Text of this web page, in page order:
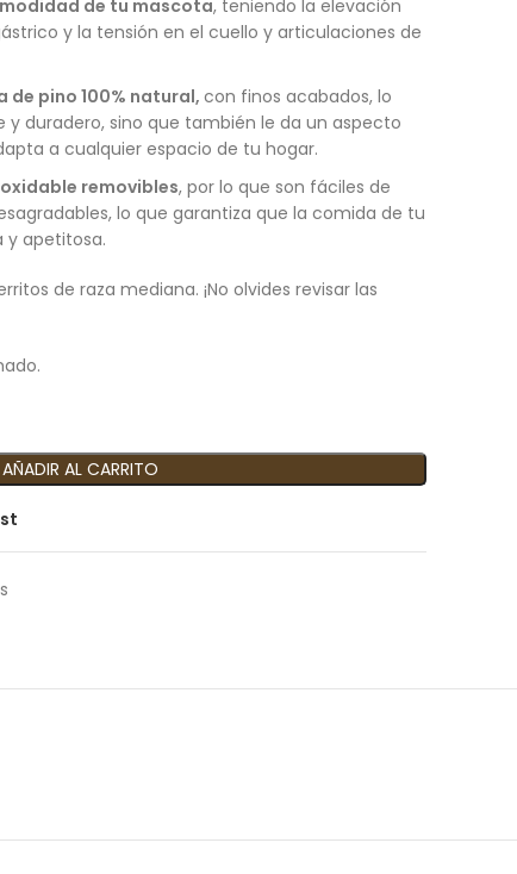
de tu mascota, teniendo la elevación
y la tensión en el cuello y articulaciones de
de pino 100% natural, con finos acabados, lo
y duradero, sino que también le da un aspecto
a cualquier espacio de tu hogar.
removibles, por lo que son fáciles de
lo que garantiza que la comida de tu
y apetitosa.
de raza mediana. ¡No olvides revisar las
AÑADIR AL CARRITO